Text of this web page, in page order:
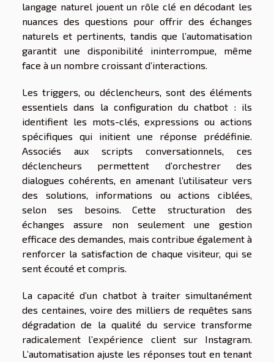
langage naturel jouent un rôle clé en décodant les
nuances des questions pour offrir des échanges
naturels et pertinents, tandis que l’automatisation
garantit une disponibilité ininterrompue, même
face à un nombre croissant d’interactions.
Les triggers, ou déclencheurs, sont des éléments
essentiels dans la configuration du chatbot : ils
identifient les mots-clés, expressions ou actions
spécifiques qui initient une réponse prédéfinie.
Associés aux scripts conversationnels, ces
déclencheurs permettent d’orchestrer des
dialogues cohérents, en amenant l’utilisateur vers
des solutions, informations ou actions ciblées,
selon ses besoins. Cette structuration des
échanges assure non seulement une gestion
efficace des demandes, mais contribue également à
renforcer la satisfaction de chaque visiteur, qui se
sent écouté et compris.
La capacité d’un chatbot à traiter simultanément
des centaines, voire des milliers de requêtes sans
dégradation de la qualité du service transforme
radicalement l’expérience client sur Instagram.
L’automatisation ajuste les réponses tout en tenant